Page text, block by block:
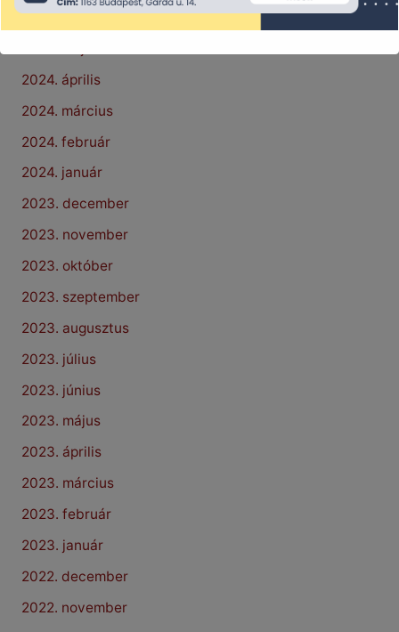
2024. június
2024. április
2024. március
2024. február
2024. január
2023. december
2023. november
2023. október
2023. szeptember
2023. augusztus
2023. július
2023. június
2023. május
2023. április
2023. március
2023. február
2023. január
2022. december
2022. november